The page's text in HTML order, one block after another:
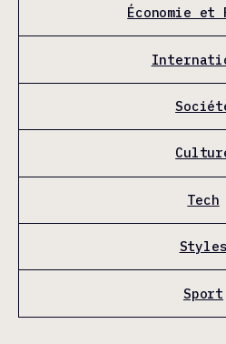
Économie et
Tech
Styles
Sport